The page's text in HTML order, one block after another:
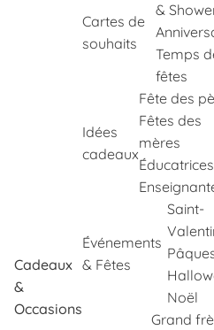
Cadeaux
&
Occasions
Cartes de
souhaits
&
Temps
fêtes
Idées
cadeaux
Fête des
Fêtes des
mères
Événements
& Fêtes
Saint-
Noël
Grand